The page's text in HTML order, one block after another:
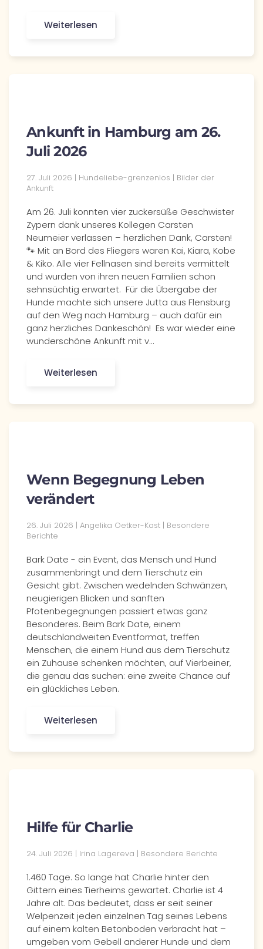
Weiterlesen
Ankunft in Hamburg am 26.
Juli 2026
27. Juli 2026 | Hundeliebe-grenzenlos | Bilder der
Ankunft
Am 26. Juli konnten vier zuckersüße Geschwister
Zypern dank unseres Kollegen Carsten
Neumeier verlassen – herzlichen Dank, Carsten!
🐾 Mit an Bord des Fliegers waren Kai, Kiara, Kobe
& Kiko. Alle vier Fellnasen sind bereits vermittelt
und wurden von ihren neuen Familien schon
sehnsüchtig erwartet. Für die Übergabe der
Hunde machte sich unsere Jutta aus Flensburg
auf den Weg nach Hamburg – auch dafür ein
ganz herzliches Dankeschön! Es war wieder eine
wunderschöne Ankunft mit v…
Weiterlesen
Wenn Begegnung Leben
verändert
26. Juli 2026 | Angelika Oetker-Kast | Besondere
Berichte
Bark Date - ein Event, das Mensch und Hund
zusammenbringt und dem Tierschutz ein
Gesicht gibt. Zwischen wedelnden Schwänzen,
neugierigen Blicken und sanften
Pfotenbegegnungen passiert etwas ganz
Besonderes. Beim Bark Date, einem
deutschlandweiten Eventformat, treffen
Menschen, die einem Hund aus dem Tierschutz
ein Zuhause schenken möchten, auf Vierbeiner,
die genau das suchen: eine zweite Chance auf
ein glückliches Leben.
Weiterlesen
Hilfe für Charlie
24. Juli 2026 | Irina Lagereva | Besondere Berichte
1.460 Tage. So lange hat Charlie hinter den
Gittern eines Tierheims gewartet. Charlie ist 4
Jahre alt. Das bedeutet, dass er seit seiner
Welpenzeit jeden einzelnen Tag seines Lebens
auf einem kalten Betonboden verbracht hat –
umgeben vom Gebell anderer Hunde und dem